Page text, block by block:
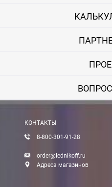
Оплата при получении
Вы можете оплатить заказ
Вы можете оплатить заказ
Доставка:
КОНТАКТЫ
8-800-301-91-28
order@lednikoff.ru
Адреса магазинов